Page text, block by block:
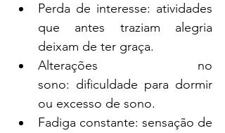
Perda de interesse: atividades
que antes traziam alegria
deixam de ter graça.
Alterações no
sono: dificuldade para dormir
ou excesso de sono.
Fadiga constante: sensação de